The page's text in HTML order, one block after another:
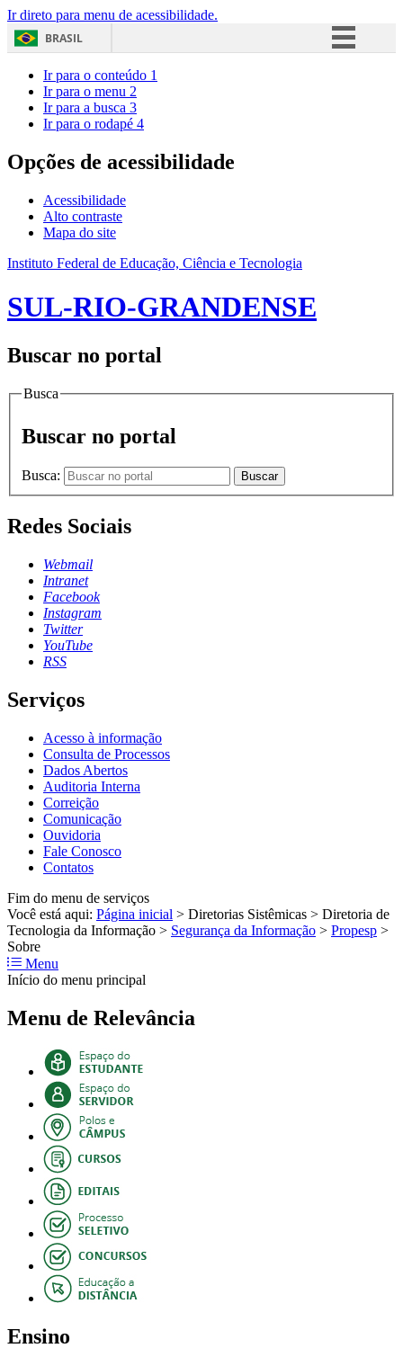
Ir direto para menu de acessibilidade.
BRASIL
Acesso à informação
Ir para o conteúdo 1
Ir para o menu 2
Ir para a busca 3
Ir para o rodapé 4
Opções de acessibilidade
Acessibilidade
Alto contraste
Mapa do site
Instituto Federal de Educação, Ciência e Tecnologia
SUL-RIO-GRANDENSE
Buscar no portal
Busca
Buscar no portal
Busca: Buscar
Redes Sociais
Webmail
Intranet
Facebook
Instagram
Twitter
YouTube
RSS
Serviços
Acesso à informação
Consulta de Processos
Dados Abertos
Auditoria Interna
Correição
Comunicação
Ouvidoria
Fale Conosco
Contatos
Fim do menu de serviços
Você está aqui: Página inicial > Diretorias Sistêmicas > Diretoria de
Tecnologia da Informação > Segurança da Informação > Propesp >
Sobre
Menu
Início do menu principal
Menu de Relevância
Ensino